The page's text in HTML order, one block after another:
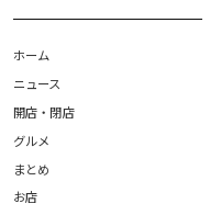
ホーム
ニュース
開店・閉店
グルメ
まとめ
お店